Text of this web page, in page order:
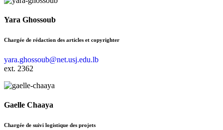
Yara Ghossoub
Chargée de rédaction des articles et copyrighter
yara.ghossoub@net.usj.edu.lb
ext. 2362
Gaelle Chaaya
Chargée de suivi logistique des projets